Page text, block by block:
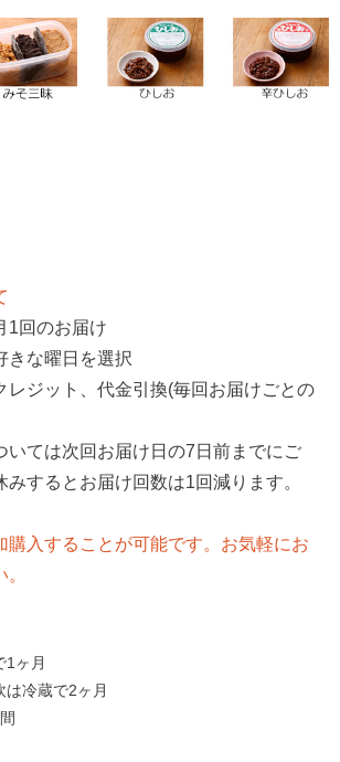
1回のお届け
きな曜日を選択
レジット、代金引換(毎回お届けごとの
いては次回お届け日の7日前までにご
するとお届け回数は1回減ります。
入することが可能です。お気軽にお
1ヶ月
は冷蔵で2ヶ月